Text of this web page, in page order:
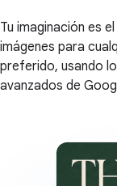
Tu imaginación es
imágenes para
preferido, usando
avanzados de